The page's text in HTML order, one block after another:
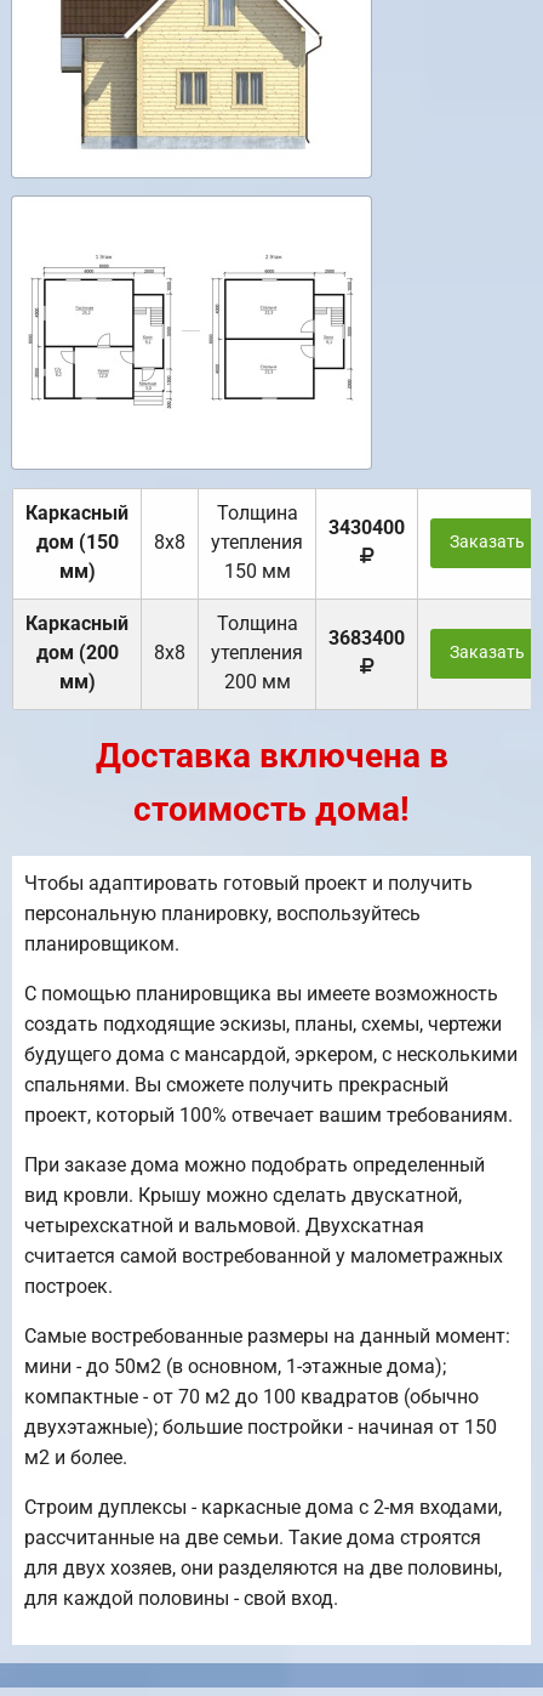
Каркасный
дом (150
мм)
8х8
Толщина
утепления
150 мм
3430400
Заказать
Каркасный
дом (200
мм)
8х8
Толщина
утепления
200 мм
3683400
Заказать
Доставка включена в
стоимость дома!
Чтобы адаптировать готовый проект и получить
персональную планировку, воспользуйтесь
планировщиком.
С помощью планировщика вы имеете возможность
создать подходящие эскизы, планы, схемы, чертежи
будущего дома с мансардой, эркером, с несколькими
спальнями. Вы сможете получить прекрасный
проект, который 100% отвечает вашим требованиям.
При заказе дома можно подобрать определенный
вид кровли. Крышу можно сделать двускатной,
четырехскатной и вальмовой. Двухскатная
считается самой востребованной у малометражных
построек.
Самые востребованные размеры на данный момент:
мини - до 50м2 (в основном, 1-этажные дома);
компактные - от 70 м2 до 100 квадратов (обычно
двухэтажные); большие постройки - начиная от 150
м2 и более.
Строим дуплексы - каркасные дома с 2-мя входами,
рассчитанные на две семьи. Такие дома строятся
для двух хозяев, они разделяются на две половины,
для каждой половины - свой вход.